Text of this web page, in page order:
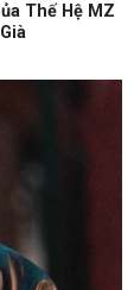
Thế Hệ MZ